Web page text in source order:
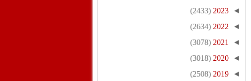
◄
2023
(2433)
◄
2022
(2634)
◄
2021
(3078)
◄
2020
(3018)
◄
2019
(2508)